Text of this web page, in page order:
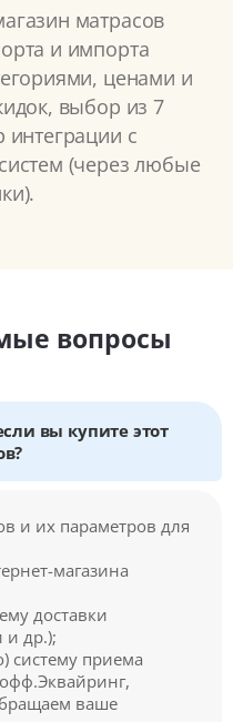
матрасов
и импорта
ценами и
выбор из 7
интеграции с
(через любые
вопросы
вы купите этот
и их параметров для
магазина
доставки
и др.);
систему приема
ваше